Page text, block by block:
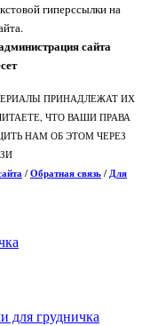
гиперссылки на
сайта
ПРИНАДЛЕЖАТ ИХ
ЧТО ВАШИ ПРАВА
НАМ ОБ ЭТОМ ЧЕРЕЗ
/ Обратная связь / Для
для грудничка